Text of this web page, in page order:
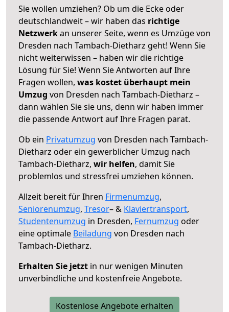
Sie wollen umziehen? Ob um die Ecke oder
deutschlandweit – wir haben das richtige
Netzwerkan unserer Seite, wenn es Umzüge von
Dresden nach Tambach-Dietharz geht! Wenn Sie
nicht weiterwissen – haben wir die richtige
Lösung für Sie! Wenn Sie Antworten auf Ihre
Fragen wollen, was kostet überhaupt mein
Umzug von Dresden nach Tambach-Dietharz –
dann wählen Sie sie uns, denn wir haben immer
die passende Antwort auf Ihre Fragen parat.
Ob ein Privatumzug von Dresden nach Tambach-
Dietharz oder ein gewerblicher Umzug nach
Tambach-Dietharz, wir helfen, damit Sie
problemlos und stressfrei umziehen können.
Allzeit bereit für Ihren Firmenumzug,
Seniorenumzug, Tresor– & Klaviertransport,
Studentenumzug in Dresden, Fernumzug oder
eine optimale Beiladung von Dresden nach
Tambach-Dietharz.
Erhalten Sie jetzt in nur wenigen Minuten
unverbindliche und kostenfreie Angebote.
Kostenlose Angebote erhalten